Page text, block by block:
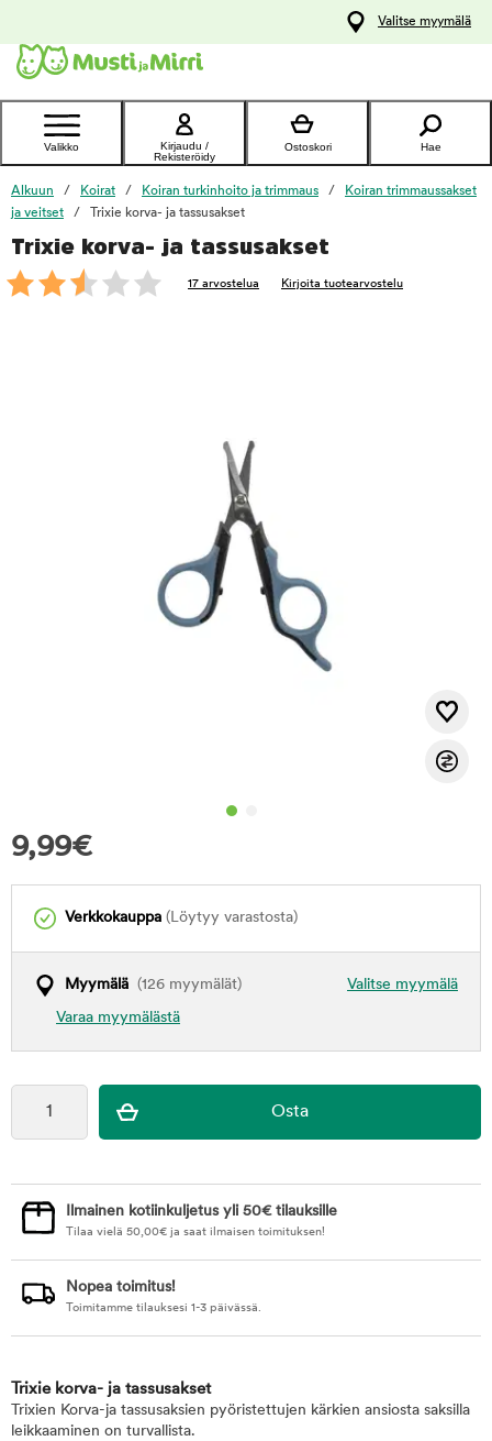
Ota yhteyttä
asiakaspalveluun
Valitse myymälä
Valikko
Kirjaudu /
Rekisteröidy
Ostoskori Hae
Alkuun Koirat Koiran turkinhoito ja trimmaus
Koiran trimmaussakset
ja veitset
Trixie korva- ja tassusakset
Trixie korva- ja tassusakset
17 arvostelua Kirjoita tuotearvostelu
9,99€
Verkkokauppa (Löytyy varastosta)
Valitse myymälä
Myymälä (126 myymälät)
Varaa myymälästä
foo
Ilmainen kotiinkuljetus yli 50€ tilauksille
Tilaa vielä 50,00€ ja saat ilmaisen toimituksen!
Nopea toimitus!
Toimitamme tilauksesi 1-3 päivässä.
Trixie korva- ja tassusakset
Trixien Korva-ja tassusaksien pyöristettujen kärkien ansiosta saksilla
leikkaaminen on turvallista.